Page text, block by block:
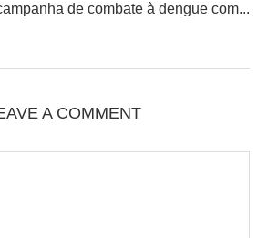
de combate à dengue com...
A COMMENT